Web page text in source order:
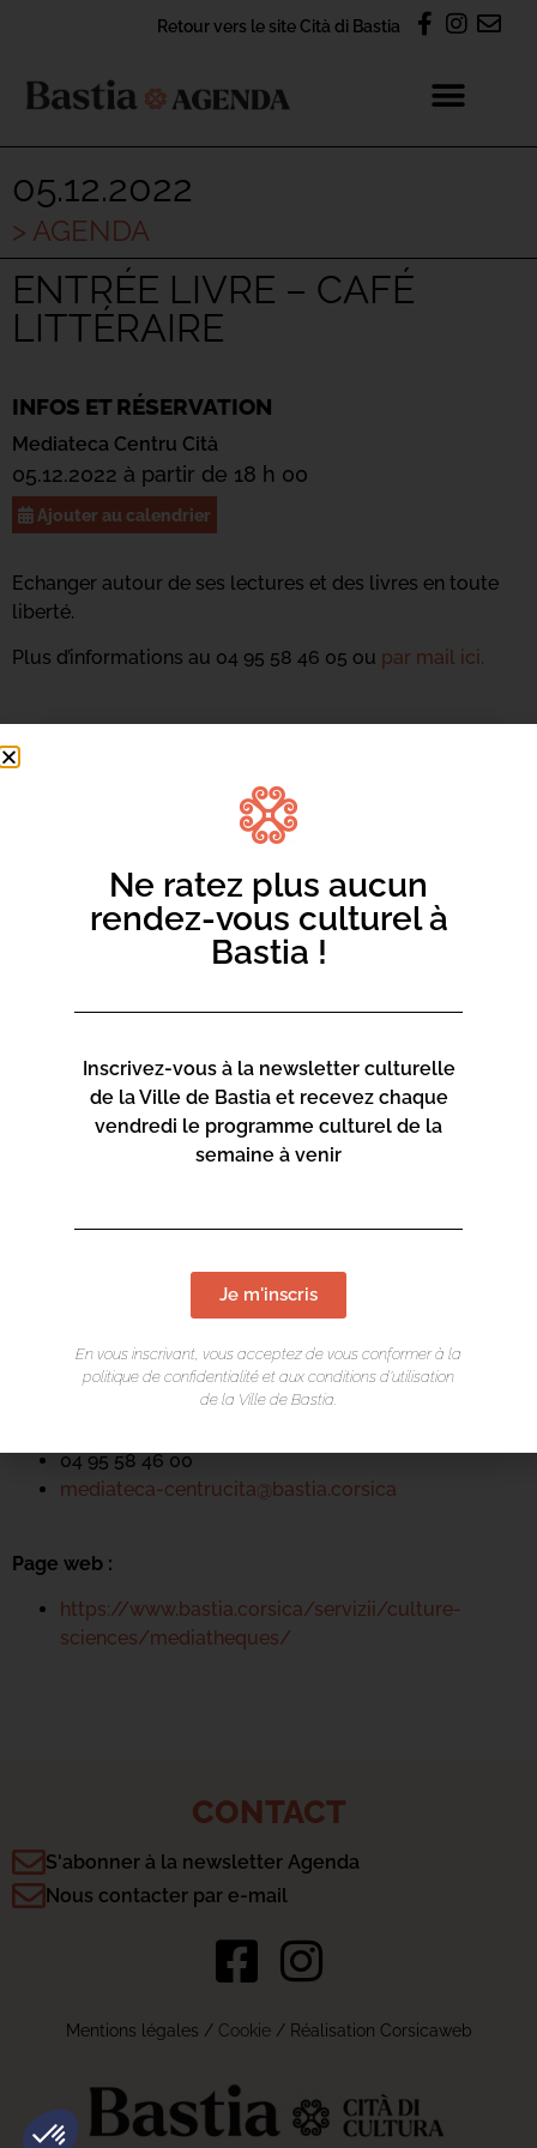
Retour vers le site Cità di Bastia
05.12.2022
> AGENDA
ENTRÉE LIVRE – CAFÉ
LITTÉRAIRE
INFOS ET RÉSERVATION
Mediateca Centru Cità
05.12.2022 à partir de 18 h 00
Ajouter au calendrier
Echanger autour de ses lectures et des livres en toute
liberté.
Plus d’informations au 04 95 58 46 05 ou par mail ici.
20200 Bastia
04 95 58 46 00
mediateca-centrucita@bastia.corsica
Page web :
https://www.bastia.corsica/servizii/culture-
sciences/mediatheques/
CONTACT
S'abonner à la newsletter Agenda
Nous contacter par e-mail
Mentions légales / Cookie/ Réalisation Corsicaweb
Ne ratez plus aucun
rendez-vous culturel à
Bastia !
Inscrivez-vous à la newsletter culturelle
de la Ville de Bastia et recevez chaque
vendredi le programme culturel de la
semaine à venir
Je m'inscris
En vous inscrivant, vous acceptez de vous conformer à la
politique de confidentialité et aux conditions d’utilisation
de la Ville de Bastia.